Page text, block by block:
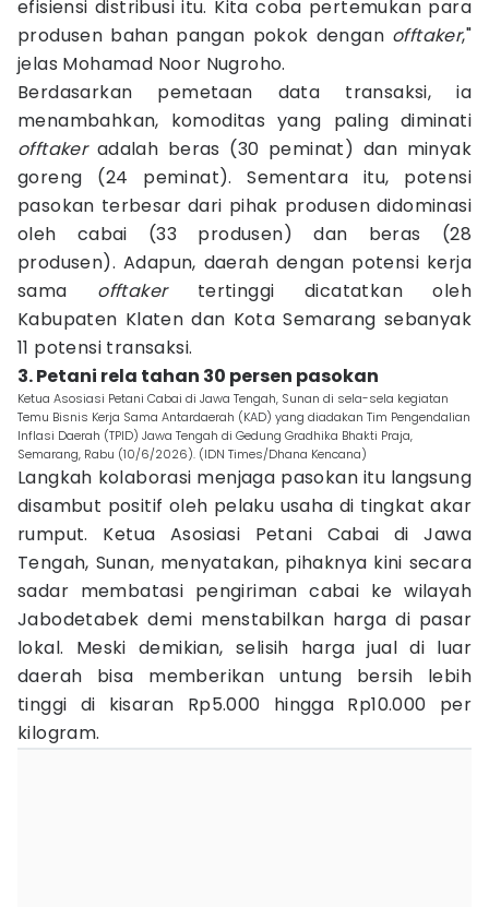
efisiensi distribusi itu. Kita coba pertemukan para
produsen bahan pangan pokok dengan offtaker,"
jelas Mohamad Noor Nugroho.
Berdasarkan pemetaan data transaksi, ia
menambahkan, komoditas yang paling diminati
offtakeradalah beras (30 peminat) dan minyak
goreng (24 peminat). Sementara itu, potensi
pasokan terbesar dari pihak produsen didominasi
oleh cabai (33 produsen) dan beras (28
produsen). Adapun, daerah dengan potensi kerja
sama offtakertertinggi dicatatkan oleh
Kabupaten Klaten dan Kota Semarang sebanyak
11 potensi transaksi.
3. Petani rela tahan 30 persen pasokan
Ketua Asosiasi Petani Cabai di Jawa Tengah, Sunan di sela-sela kegiatan
Temu Bisnis Kerja Sama Antardaerah (KAD) yang diadakan Tim Pengendalian
Inflasi Daerah (TPID) Jawa Tengah di Gedung Gradhika Bhakti Praja,
Semarang, Rabu (10/6/2026). (IDN Times/Dhana Kencana)
Langkah kolaborasi menjaga pasokan itu langsung
disambut positif oleh pelaku usaha di tingkat akar
rumput. Ketua Asosiasi Petani Cabai di Jawa
Tengah, Sunan, menyatakan, pihaknya kini secara
sadar membatasi pengiriman cabai ke wilayah
Jabodetabek demi menstabilkan harga di pasar
lokal. Meski demikian, selisih harga jual di luar
daerah bisa memberikan untung bersih lebih
tinggi di kisaran Rp5.000 hingga Rp10.000 per
kilogram.